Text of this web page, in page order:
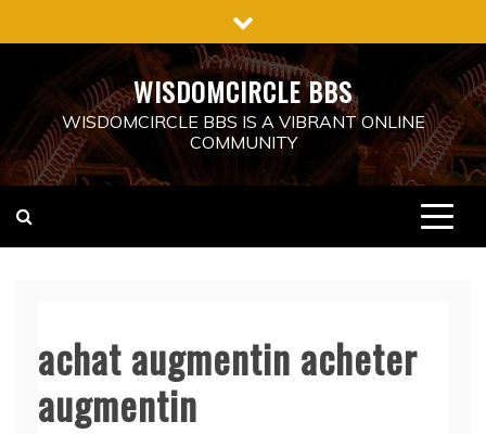
to
WISDOMCIRCLE BBS
WISDOMCIRCLE BBS IS A VIBRANT ONLINE
COMMUNITY
achat augmentin acheter
augmentin